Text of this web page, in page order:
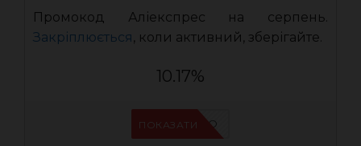
Промокод Аліекспрес на серпень.
Закріплюється, коли активний, зберігайте.
10.17%
IFPCFQQO
ПОКАЗАТИ